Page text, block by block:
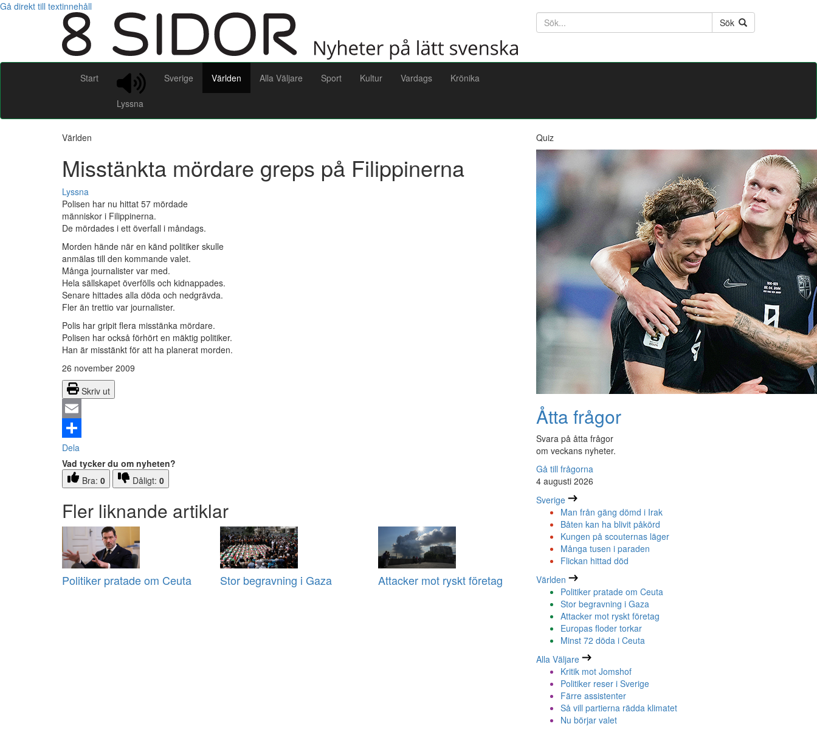
Gå direkt till textinnehåll
Söktext
Sök
Start
Lyssna
Sverige Världen Alla Väljare Sport Kultur Vardags Krönika
Världen
Misstänkta mördare greps på Filippinerna
Lyssna
Polisen har nu hittat 57 mördade
människor i Filippinerna.
De mördades i ett överfall i måndags.
Morden hände när en känd politiker skulle
anmälas till den kommande valet.
Många journalister var med.
Hela sällskapet överfölls och kidnappades.
Senare hittades alla döda och nedgrävda.
Fler än trettio var journalister.
Polis har gripit flera misstänka mördare.
Polisen har också förhört en mäktig politiker.
Han är misstänkt för att ha planerat morden.
26 november 2009
Skriv ut
Email
Dela
Vad tycker du om nyheten?
Bra: 0 Dåligt: 0
Fler liknande artiklar
Politiker pratade om Ceuta Stor begravning i Gaza Attacker mot ryskt företag
Quiz
Åtta frågor
Svara på åtta frågor
om veckans nyheter.
Gå till frågorna
4 augusti 2026
Sverige
Man från gäng dömd i Irak
Båten kan ha blivit påkörd
Kungen på scouternas läger
Många tusen i paraden
Flickan hittad död
Världen
Politiker pratade om Ceuta
Stor begravning i Gaza
Attacker mot ryskt företag
Europas floder torkar
Minst 72 döda i Ceuta
Alla Väljare
Kritik mot Jomshof
Politiker reser i Sverige
Färre assistenter
Så vill partierna rädda klimatet
Nu börjar valet